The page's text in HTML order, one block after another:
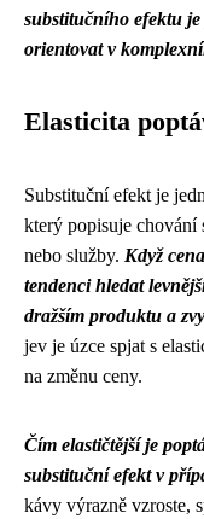
substitučního efektu
orientovat v
Elasticita
Substituční efekt je
který popisuje chování
nebo služby. Když
tendenci hledat
dražším produktu a
jev je úzce spjat s
na změnu ceny.
Čím elastičtější je
substituční efekt v
kávy výrazně vzroste,